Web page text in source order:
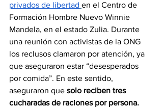
privados de libertad en el Centro de
Formación Hombre Nuevo Winnie
Mandela, en el estado Zulia. Durante
una reunión con activistas de la ONG
los reclusos clamaron por atención, ya
que aseguraron estar “desesperados
por comida”. En este sentido,
aseguraron que solo reciben tres
cucharadas de raciones por persona.